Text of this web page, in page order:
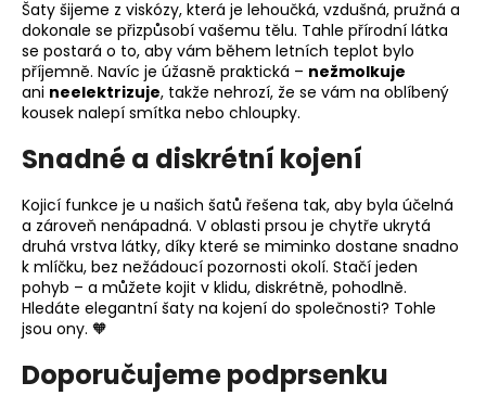
Šaty šijeme z viskózy, která je lehoučká, vzdušná, pružná a
dokonale se přizpůsobí vašemu tělu. Tahle přírodní látka
se postará o to, aby vám během letních teplot bylo
příjemně. Navíc je úžasně praktická – nežmolkuje
ani neelektrizuje, takže nehrozí, že se vám na oblíbený
kousek nalepí smítka nebo chloupky.
Snadné a diskrétní kojení
Kojicí funkce je u našich šatů řešena tak, aby byla účelná
a zároveň nenápadná. V oblasti prsou je chytře ukrytá
druhá vrstva látky, díky které se miminko dostane snadno
k mlíčku, bez nežádoucí pozornosti okolí. Stačí jeden
pohyb – a můžete kojit v klidu, diskrétně, pohodlně.
Hledáte elegantní šaty na kojení do společnosti? Tohle
jsou ony. 🧡
Doporučujeme podprsenku